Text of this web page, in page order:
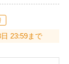
23:59まで